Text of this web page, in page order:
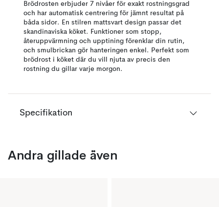
Brödrosten erbjuder 7 nivåer för exakt rostningsgrad
och har automatisk centrering för jämnt resultat på
båda sidor. En stilren mattsvart design passar det
skandinaviska köket. Funktioner som stopp,
återuppvärmning och upptining förenklar din rutin,
och smulbrickan gör hanteringen enkel. Perfekt som
brödrost i köket där du vill njuta av precis den
rostning du gillar varje morgon.
Specifikation
Andra gillade även